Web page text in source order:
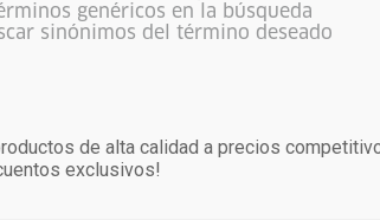
genéricos en la búsqueda
sinónimos del término deseado
de alta calidad a precios
exclusivos!